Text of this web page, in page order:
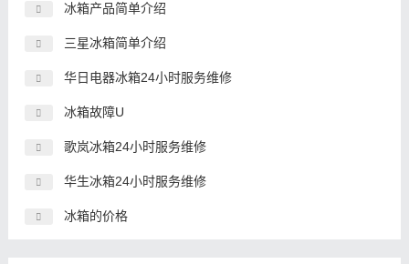
冰箱产品简单介绍
三星冰箱简单介绍
华日电器冰箱24小时服务维修
冰箱故障U
歌岚冰箱24小时服务维修
华生冰箱24小时服务维修
冰箱的价格